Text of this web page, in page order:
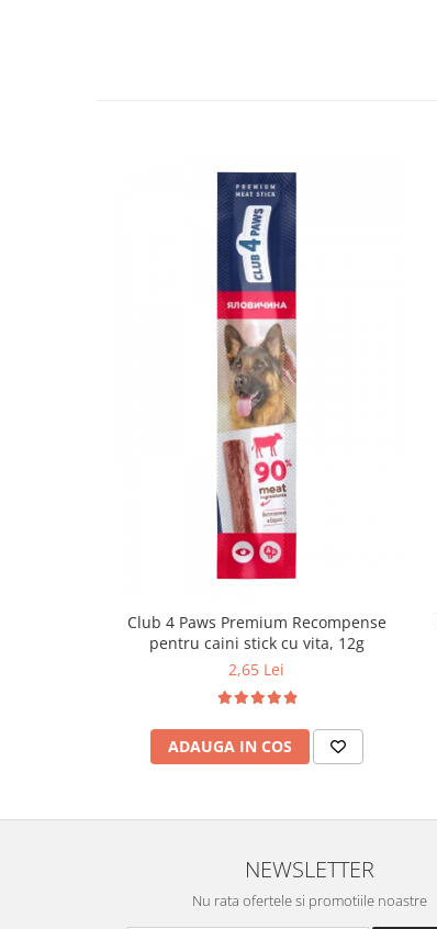
Club 4 Paws Premium Recompense
pentru caini stick cu vita, 12g
2,65 Lei
ADAUGA IN COS
NEWSLETTER
Nu rata ofertele si promotiile noastre